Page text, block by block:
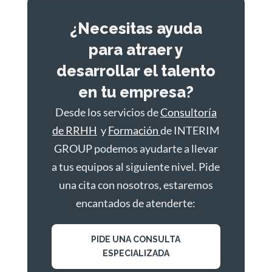
¿Necesitas ayuda
para atraer y
desarrollar el talento
en tu empresa?
Desde los servicios deConsultoría
de RRHH yFormaciónde INTERIM
GROUP podemos ayudarte a llevar
a tus equipos al siguiente nivel. Pide
una cita con nosotros, estaremos
encantados de atenderte:
PIDE UNA CONSULTA
ESPECIALIZADA